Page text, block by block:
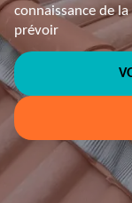
connaissance de
prévoir